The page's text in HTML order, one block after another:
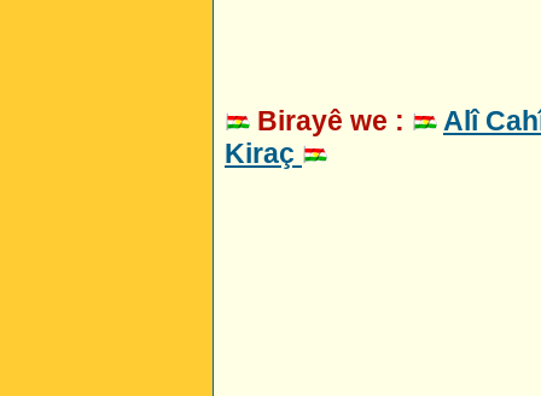
Birayê we :
Alî
Kiraç